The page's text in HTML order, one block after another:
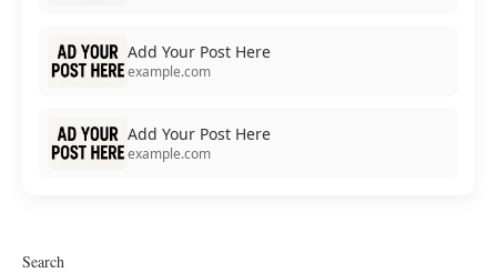
Add Your Post Here
example.com
Add Your Post Here
example.com
Search